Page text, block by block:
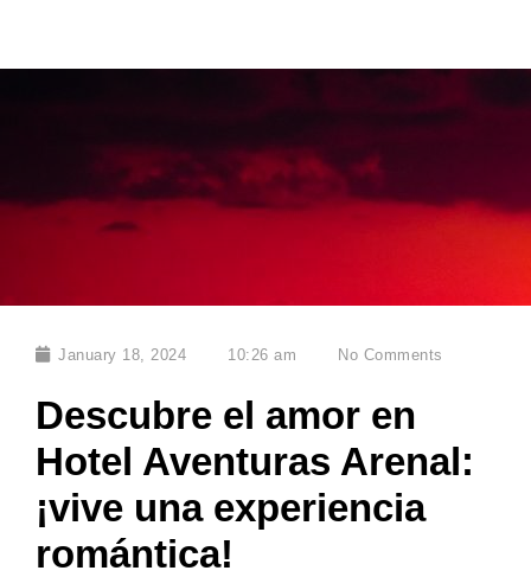
January 18, 2024 10:26 am No Comments
Descubre el amor en
Hotel Aventuras Arenal:
¡vive una experiencia
romántica!